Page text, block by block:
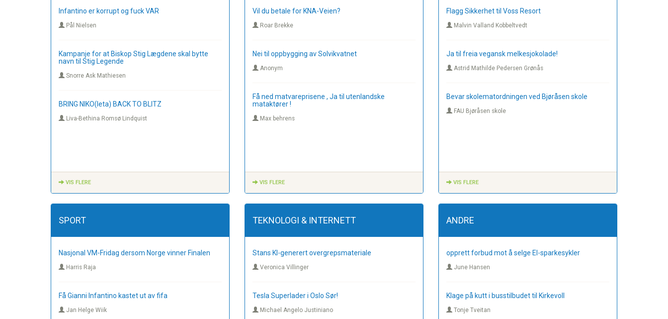
Infantino er korrupt og fuck VAR
Pål Nielsen
Kampanje for at Biskop Stig Lægdene skal bytte
navn til Stig Legende
Snorre Ask Mathiesen
BRING NIKO(leta) BACK TO BLITZ
Liva-Bethina Romsø Lindquist
VIS FLERE
Vil du betale for KNA-Veien?
Roar Brekke
Nei til oppbygging av Solvikvatnet
Anonym
Få ned matvareprisene , Ja til utenlandske
mataktører !
Max behrens
VIS FLERE
Flagg Sikkerhet til Voss Resort
Malvin Valland Kobbeltvedt
Ja til freia vegansk melkesjokolade!
Astrid Mathilde Pedersen Grønås
Bevar skolematordningen ved Bjøråsen skole
FAU Bjøråsen skole
VIS FLERE
SPORT
Nasjonal VM-Fridag dersom Norge vinner Finalen
Harris Raja
Få Gianni Infantino kastet ut av fifa
Jan Helge Wiik
TEKNOLOGI & INTERNETT
Stans KI-generert overgrepsmateriale
Veronica Villinger
Tesla Superlader i Oslo Sør!
Michael Angelo Justiniano
ANDRE
opprett forbud mot å selge El-sparkesykler
June Hansen
Klage på kutt i busstilbudet til Kirkevoll
Tonje Tveitan